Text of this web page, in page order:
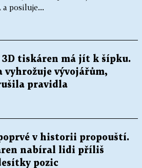
a posiluje...
3D tiskáren má jít k šípku.
vývojářům,
pravidla
v historii propouští.
nabíral lidi příliš
pozic